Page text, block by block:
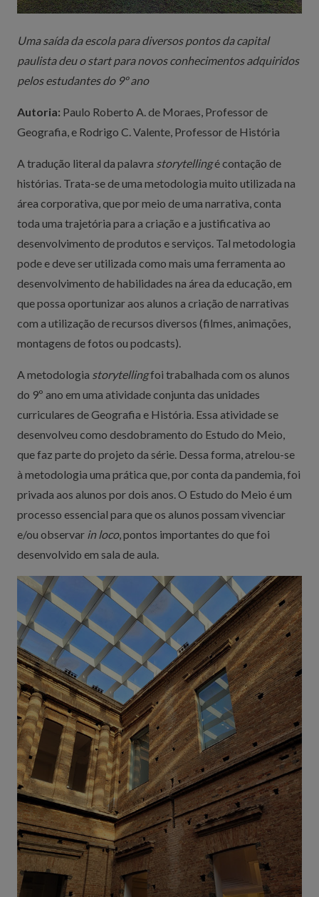
Uma saída da escola para diversos pontos da capital
paulista deu o start para novos conhecimentos adquiridos
pelos estudantes do 9º ano
Autoria: Paulo Roberto A. de Moraes, Professor de
Geografia, e Rodrigo C. Valente, Professor de História
A tradução literal da palavra storytellingé contação de
histórias. Trata-se de uma metodologia muito utilizada na
área corporativa, que por meio de uma narrativa, conta
toda uma trajetória para a criação e a justificativa ao
desenvolvimento de produtos e serviços. Tal metodologia
pode e deve ser utilizada como mais uma ferramenta ao
desenvolvimento de habilidades na área da educação, em
que possa oportunizar aos alunos a criação de narrativas
com a utilização de recursos diversos (filmes, animações,
montagens de fotos ou podcasts).
A metodologia storytellingfoi trabalhada com os alunos
do 9º ano em uma atividade conjunta das unidades
curriculares de Geografia e História. Essa atividade se
desenvolveu como desdobramento do Estudo do Meio,
que faz parte do projeto da série. Dessa forma, atrelou-se
à metodologia uma prática que, por conta da pandemia, foi
privada aos alunos por dois anos. O Estudo do Meio é um
processo essencial para que os alunos possam vivenciar
e/ou observar in loco, pontos importantes do que foi
desenvolvido em sala de aula.